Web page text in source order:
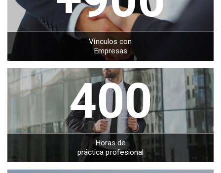
Vínculos con
Empresas
400
Horas de
práctica profesional